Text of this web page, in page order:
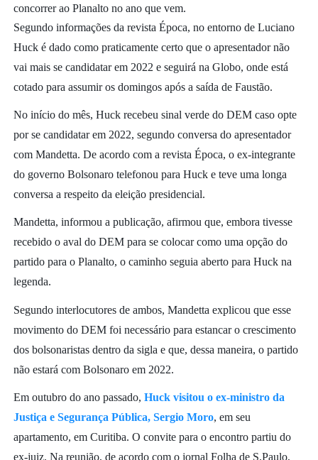
concorrer ao Planalto no ano que vem.
Segundo informações da revista Época, no entorno de Luciano
Huck é dado como praticamente certo que o apresentador não
vai mais se candidatar em 2022 e seguirá na Globo, onde está
cotado para assumir os domingos após a saída de Faustão.
No início do mês, Huck recebeu sinal verde do DEM caso opte
por se candidatar em 2022, segundo conversa do apresentador
com Mandetta. De acordo com a revista Época, o ex-integrante
do governo Bolsonaro telefonou para Huck e teve uma longa
conversa a respeito da eleição presidencial.
Mandetta, informou a publicação, afirmou que, embora tivesse
recebido o aval do DEM para se colocar como uma opção do
partido para o Planalto, o caminho seguia aberto para Huck na
legenda.
Segundo interlocutores de ambos, Mandetta explicou que esse
movimento do DEM foi necessário para estancar o crescimento
dos bolsonaristas dentro da sigla e que, dessa maneira, o partido
não estará com Bolsonaro em 2022.
Em outubro do ano passado, Huck visitou o ex-ministro da
Justiça e Segurança Pública, Sergio Moro, em seu
apartamento, em Curitiba. O convite para o encontro partiu do
ex-juiz. Na reunião, de acordo com o jornal Folha de S.Paulo,